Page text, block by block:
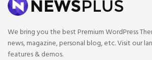
We bring you the best Premium WordPress
news, magazine, personal blog, etc. Visit our
features & demos.